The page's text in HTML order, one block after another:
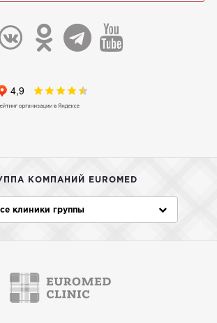
КОМПАНИЙ EUROMED
клиники группы